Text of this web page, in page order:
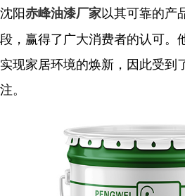
沈阳赤峰油漆厂家以其可靠的产
段，赢得了广大消费者的认可。
实现家居环境的焕新，因此受到
注。